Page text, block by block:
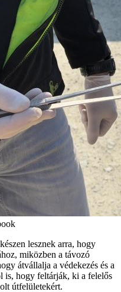
lesznek arra, hogy
miközben a távozó
átvállalja a védekezés és a
is, hogy feltárják, ki a felelős
útfelületekért.